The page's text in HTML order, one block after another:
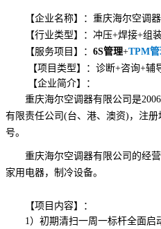
【企业名称】： 重庆海尔空调
【行业类型】： 冲压+焊接+组
【服务项目】： 6S管理+TPM
【项目类型】： 诊断+咨询+辅
【企业简介】：
重庆海尔空调器有限公司是
有限责任公司(台、港、澳资)，注
号。
重庆海尔空调器有限公司的经
家用电器，制冷设备。
【项目内容】：
1）初期清扫一周一标杆全面启